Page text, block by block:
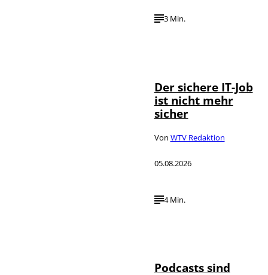
3 Min.
Der sichere IT-Job
ist nicht mehr
sicher
Von WTV Redaktion
05.08.2026
4 Min.
Podcasts sind